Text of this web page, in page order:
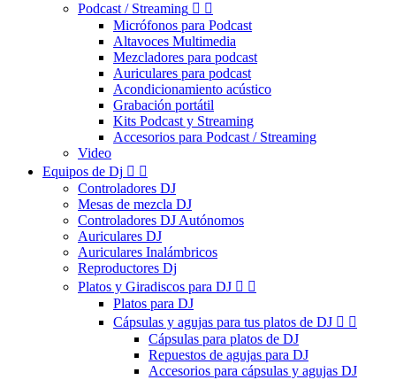
Podcast / Streaming  
Micrófonos para Podcast
Altavoces Multimedia
Mezcladores para podcast
Auriculares para podcast
Acondicionamiento acústico
Grabación portátil
Kits Podcast y Streaming
Accesorios para Podcast / Streaming
Video
Equipos de Dj  
Controladores DJ
Mesas de mezcla DJ
Controladores DJ Autónomos
Auriculares DJ
Auriculares Inalámbricos
Reproductores Dj
Platos y Giradiscos para DJ  
Platos para DJ
Cápsulas y agujas para tus platos de DJ  
Cápsulas para platos de DJ
Repuestos de agujas para DJ
Accesorios para cápsulas y agujas DJ